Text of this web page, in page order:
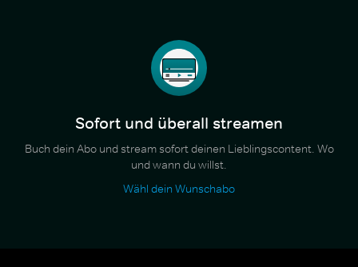
Sofort und überall streamen
Buch dein Abo und stream sofort deinen Lieblingscontent. Wo
und wann du willst.
Wähl dein Wunschabo